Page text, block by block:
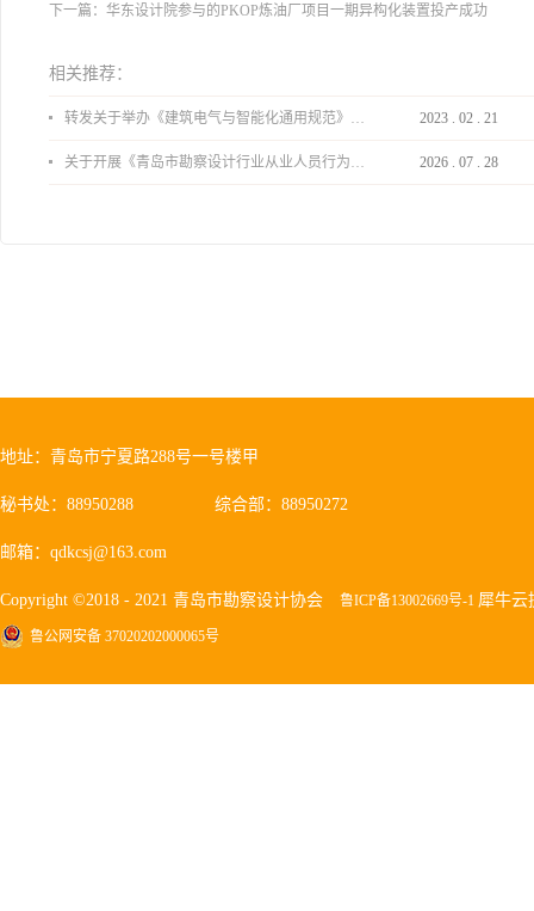
下一篇： 华东设计院参与的PKOP炼油厂项目一期异构化装置投产成功
相关推荐：
转发关于举办《建筑电气与智能化通用规范》 GB55024-2022公益宣贯的通知 2023 . 02 . 21
关于开展《青岛市勘察设计行业从业人员行为导则》、《青岛市住宅工程设计审查品质提升指引（2026版）》宣贯活动的通知 2026 . 07 . 28
地址：青岛市宁夏路288号一号楼甲
秘书处：88950288 综合部：88950272
邮箱：qdkcsj@163.com
Copyright ©2018 - 2021 青岛市勘察设计协会 鲁ICP备13002669号-1 犀牛云
鲁公网安备 37020202000065号